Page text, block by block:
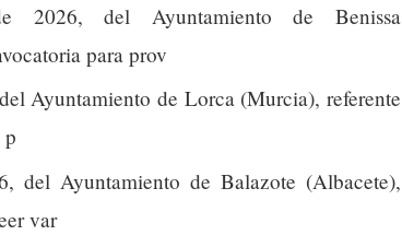
del Ayuntamiento de Benissa
para prov
Ayuntamiento de Lorca (Murcia), referente
p
del Ayuntamiento de Balazote (Albacete),
var